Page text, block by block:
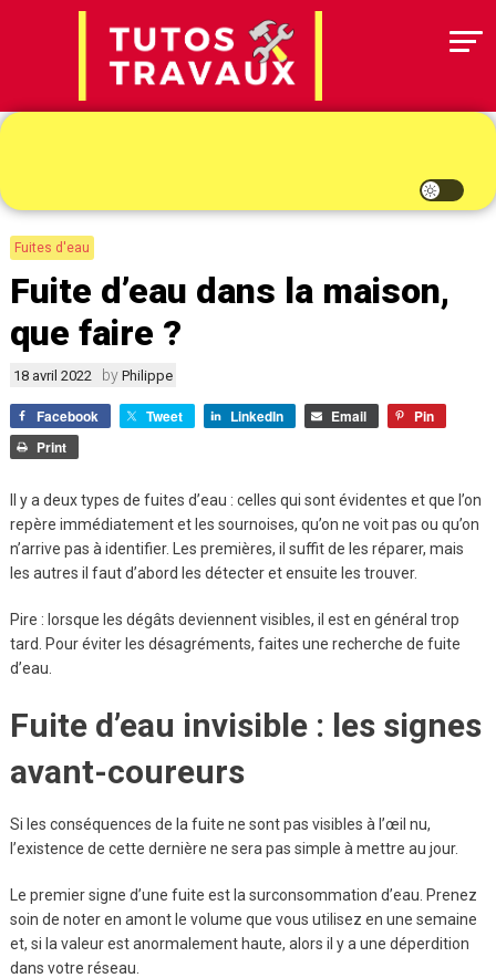
Tutos Travaux
Fuites d'eau
Fuite d’eau dans la maison,
que faire ?
18 avril 2022 by Philippe
Facebook Tweet LinkedIn Email
Pin
Print
Il y a deux types de fuites d’eau : celles qui sont évidentes et que l’on
repère immédiatement et les sournoises, qu’on ne voit pas ou qu’on
n’arrive pas à identifier. Les premières, il suffit de les réparer, mais
les autres il faut d’abord les détecter et ensuite les trouver.
Pire : lorsque les dégâts deviennent visibles, il est en général trop
tard. Pour éviter les désagréments, faites une recherche de fuite
d’eau.
Fuite d’eau invisible : les signes
avant-coureurs
Si les conséquences de la fuite ne sont pas visibles à l’œil nu,
l’existence de cette dernière ne sera pas simple à mettre au jour.
Le premier signe d’une fuite est la surconsommation d’eau. Prenez
soin de noter en amont le volume que vous utilisez en une semaine
et, si la valeur est anormalement haute, alors il y a une déperdition
dans votre réseau.